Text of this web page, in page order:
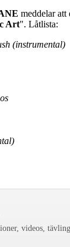
meddelar att
Art". Låtlista:
(instrumental)
videos,